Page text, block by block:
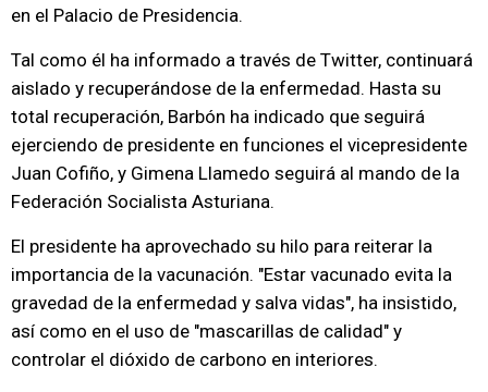
en el Palacio de Presidencia.
Tal como él ha informado a través de Twitter, continuará
aislado y recuperándose de la enfermedad. Hasta su
total recuperación, Barbón ha indicado que seguirá
ejerciendo de presidente en funciones el vicepresidente
Juan Cofiño, y Gimena Llamedo seguirá al mando de la
Federación Socialista Asturiana.
El presidente ha aprovechado su hilo para reiterar la
importancia de la vacunación. "Estar vacunado evita la
gravedad de la enfermedad y salva vidas", ha insistido,
así como en el uso de "mascarillas de calidad" y
controlar el dióxido de carbono en interiores.